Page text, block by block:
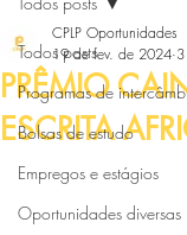
Todos posts
Programas de
Bolsas de estudo
Empregos e estágios
Oportunidades diversas
PRÊMIO
ESCRITA
CPLP Oportunidades
19 de fev. de 2024